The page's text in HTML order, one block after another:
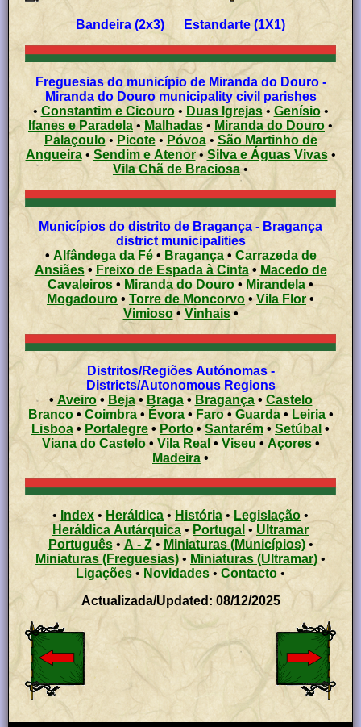
Bandeira (2x3) Estandarte (1X1)
Freguesias do município de Miranda do Douro -
Miranda do Douro municipality civil parishes
•Constantim e Cicouro• Duas Igrejas• Genísio•
Ifanes e Paradela • Malhadas • Miranda do Douro •
Palaçoulo• Picote• Póvoa• São Martinho de
Angueira • Sendim e Atenor•Silva e Águas Vivas•
Vila Chã de Braciosa•
Municípios do distrito de Bragança - Bragança
district municipalities
• Alfândega da Fé• Bragança• Carrazeda de
Ansiães• Freixo de Espada à Cinta• Macedo de
Cavaleiros • Miranda do Douro• Mirandela•
Mogadouro • Torre de Moncorvo •Vila Flor •
Vimioso• Vinhais•
Distritos/Regiões Autónomas -
Districts/Autonomous Regions
• Aveiro• Beja• Braga•Bragança• Castelo
Branco• Coimbra• Évora• Faro• Guarda• Leiria•
Lisboa • Portalegre • Porto • Santarém • Setúbal •
Viana do Castelo• Vila Real • Viseu • Açores •
Madeira •
• Index • Heráldica •História • Legislação •
Heráldica Autárquica • Portugal • Ultramar
Português• A - Z• Miniaturas (Municípios)•
Miniaturas (Freguesias) • Miniaturas (Ultramar) •
Ligações • Novidades • Contacto •
Actualizada/Updated: 08/12/2025